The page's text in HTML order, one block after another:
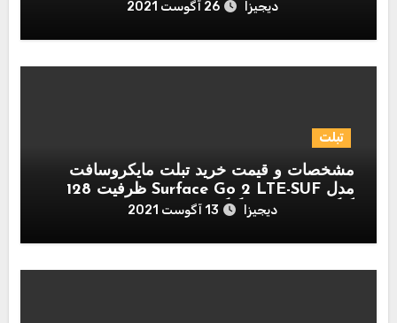
دیجیزا 26 آگوست 2021
تبلت
مشخصات و قیمت خرید تبلت مایکروسافت
مدل Surface Go 2 LTE-SUF ظرفیت 128
گیگابایت و رم 8 گیگابایت
دیجیزا 13 آگوست 2021